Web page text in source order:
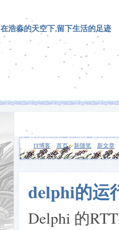
在浩淼的天空下,留下生活的足迹
IT博客 首页 新随笔 新文章
delphi的运
Delphi 的